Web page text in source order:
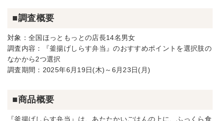
■調査概要
対象：全国ほっともっとの店長14名男女
調査内容：『釜揚げしらす弁当』のおすすめポイントを選択肢の
なかから2つ選択
調査期間：2025年6月19日(木)～6月23日(月)
■商品概要
『釜揚げしらす弁当』は、あたたかいごはんの上に、ふっくら食